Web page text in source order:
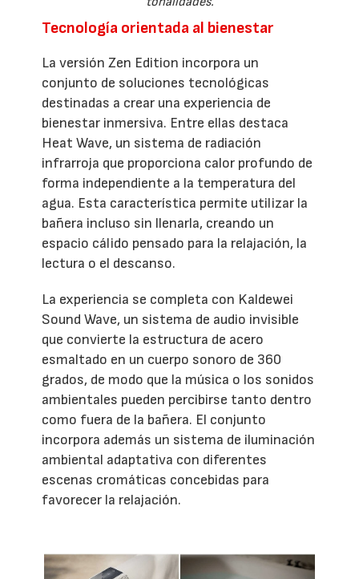
Tecnología orientada al bienestar
La versión Zen Edition incorpora un
conjunto de soluciones tecnológicas
destinadas a crear una experiencia de
bienestar inmersiva. Entre ellas destaca
Heat Wave, un sistema de radiación
infrarroja que proporciona calor profundo de
forma independiente a la temperatura del
agua. Esta característica permite utilizar la
bañera incluso sin llenarla, creando un
espacio cálido pensado para la relajación, la
lectura o el descanso.
La experiencia se completa con Kaldewei
Sound Wave, un sistema de audio invisible
que convierte la estructura de acero
esmaltado en un cuerpo sonoro de 360
grados, de modo que la música o los sonidos
ambientales pueden percibirse tanto dentro
como fuera de la bañera. El conjunto
incorpora además un sistema de iluminación
ambiental adaptativa con diferentes
escenas cromáticas concebidas para
favorecer la relajación.